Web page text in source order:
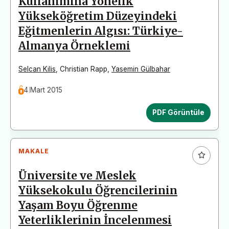
Yükseköğretim Düzeyindeki
Eğitmenlerin Algısı: Türkiye-
Almanya Örneklemi
Selcan Kilis Christian Rapp Yasemin Gülbahar
4 Mart 2015
PDF Görüntüle
MAKALE
Üniversite ve Meslek
Yüksekokulu Öğrencilerinin
Yaşam Boyu Öğrenme
Yeterliklerinin İncelenmesi